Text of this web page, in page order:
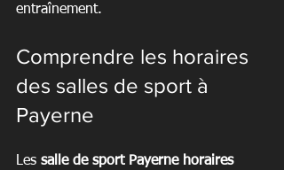
entraînement.
Comprendre les horaires
des salles de sport à
Payerne
Les salle de sport Payerne horaires